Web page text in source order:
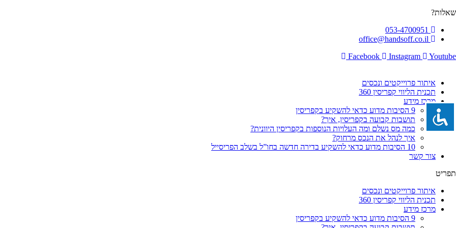
דלג
שאלות?
053-4700951
office@handsoff.co.il
Facebook
Instagram Youtube
איתור פרוייקטים ונכסים
תכנית הליווי קפריסין 360
מרכז מידע
9 הסיבות מדוע כדאי להשקיע בקפריסין
תושבות קבועה בקפריסין, איך?
כמה מס נשלם ומה העלויות הנוספות בקפריסין היוונית?
איך לנהל את הנכס מרחוק?
10 הסיבות מדוע כדאי להשקיע בדירה חדשה בחו”ל בשלב הפריסייל
צור קשר
תפריט
איתור פרוייקטים ונכסים
תכנית הליווי קפריסין 360
מרכז מידע
9 הסיבות מדוע כדאי להשקיע בקפריסין